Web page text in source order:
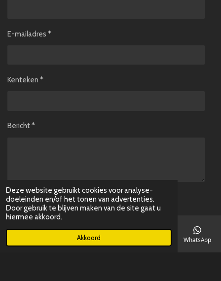
Deze website gebruikt cookies voor analyse-
doeleinden en/of het tonen van advertenties.
Door gebruik te blijven maken van de site gaat u
hiermee akkoord.
Akkoord
E-mailadres *
Kenteken *
Bericht *
Stuur mij een kopie
Telefoonnummer WhatsApp